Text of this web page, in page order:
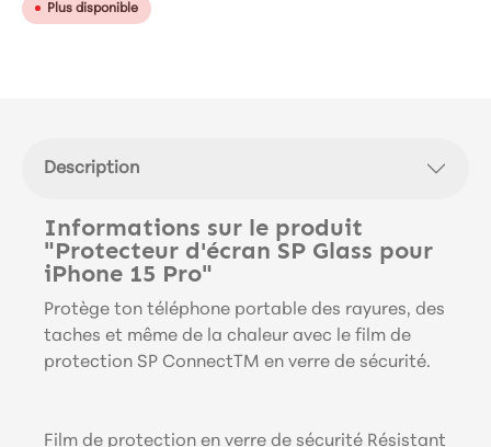
Plus disponible
Description
Informations sur le produit
"Protecteur d'écran SP Glass pour
iPhone 15 Pro"
Protège ton téléphone portable des rayures, des
taches et même de la chaleur avec le film de
protection SP ConnectTM en verre de sécurité.
Film de protection en verre de sécurité Résistant